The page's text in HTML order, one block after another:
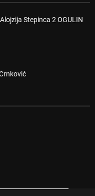
Stepinca 2 OGULIN